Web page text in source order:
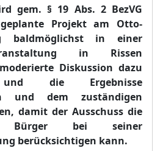
gem. § 19 Abs. 2 BezVG
Projekt am Otto-
baldmöglichst in einer
in Rissen
Diskussion dazu
und die Ergebnisse
und dem zuständigen
damit der Ausschuss die
Bürger bei seiner
berücksichtigen kann.